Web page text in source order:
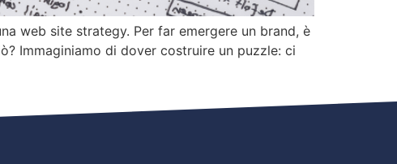
web site strategy. Per far emergere un brand, è
Immaginiamo di dover costruire un puzzle: ci